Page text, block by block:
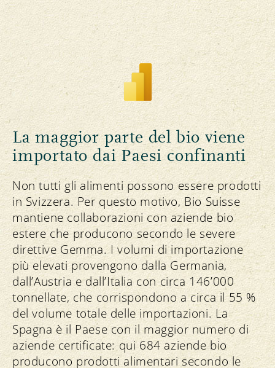
Trovate il numero di licenziatari nella
tabella e nella cartina. Passate il mouse
sulla cartina per ottenere i numeri
dell’anno corrente.
La maggior parte del bio viene
importato dai Paesi confinanti
Non tutti gli alimenti possono essere prodotti
in Svizzera. Per questo motivo, Bio Suisse
mantiene collaborazioni con aziende bio
estere che producono secondo le severe
direttive Gemma. I volumi di importazione
più elevati provengono dalla Germania,
dall’Austria e dall’Italia con circa 146’000
tonnellate, che corrispondono a circa il 55 %
del volume totale delle importazioni. La
Spagna è il Paese con il maggior numero di
aziende certificate: qui 684 aziende bio
producono prodotti alimentari secondo le